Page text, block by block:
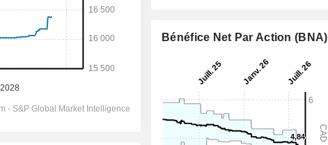
Bénéfice Net Par Action (BNA)